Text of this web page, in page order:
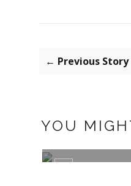
← Previous Story
YOU